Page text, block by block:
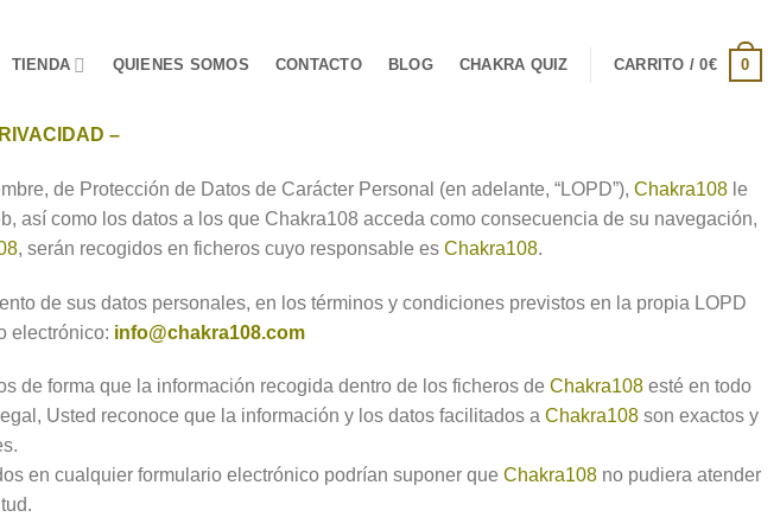
TIENDA QUIENES SOMOS CONTACTO BLOG CHAKRA QUIZ CARRITO /0€ 0
–
de Protección de Datos de Carácter Personal (en adelante, “LOPD”), Chakra108le
así como los datos a los que Chakra108 acceda como consecuencia de su navegación,
, serán recogidos en ficheros cuyo responsable es Chakra108.
de sus datos personales, en los términos y condiciones previstos en la propia LOPD
electrónico: info@chakra108.com
de forma que la información recogida dentro de los ficheros de Chakra108esté en todo
Usted reconoce que la información y los datos facilitados a Chakra108son exactos y
en cualquier formulario electrónico podrían suponer que Chakra108 no pudiera atender